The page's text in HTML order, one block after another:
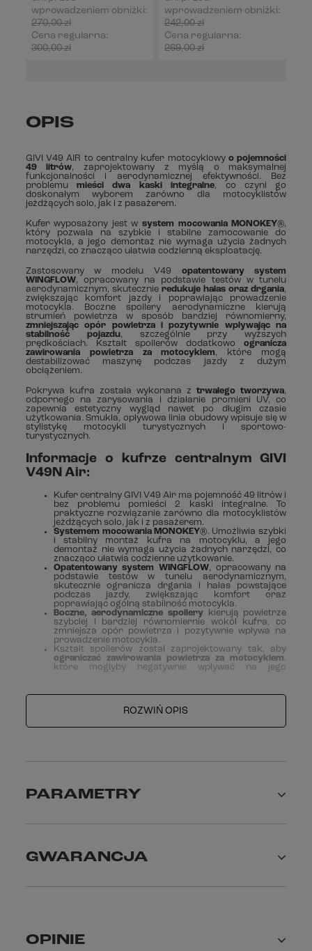
wprowadzeniem obniżki:
270,00 zł
Cena regularna:
300,00 zł
wprowadzeniem obniżki:
242,00 zł
Cena regularna:
269,00 zł
OPIS
GIVI V49 AIR to centralny kufer motocyklowy o pojemności
49 litrów, zaprojektowany z myślą o maksymalnej
funkcjonalności i aerodynamicznej efektywności. Bez
problemumieści dwa kaski integralne, co czyni go
doskonałym wyborem zarówno dla motocyklistów
jeżdżących solo, jak i z pasażerem.
Kufer wyposażony jest wsystem mocowania MONOKEY®,
który pozwala na szybkie i stabilne zamocowanie do
motocykla, a jego demontaż nie wymaga użycia żadnych
narzędzi, co znacząco ułatwia codzienną eksploatację.
Zastosowany w modelu V49 opatentowany system
WINGFLOW, opracowany na podstawie testów w tunelu
aerodynamicznym, skutecznie redukuje hałas oraz drgania,
zwiększając komfort jazdy i poprawiając prowadzenie
motocykla. Boczne spoilery aerodynamiczne kierują
strumień powietrza w sposób bardziej równomierny,
zmniejszając opór powietrza i pozytywnie wpływając na
stabilność pojazdu, szczególnie przy wyższych
prędkościach. Kształt spoilerów dodatkowoogranicza
zawirowania powietrza za motocyklem, które mogą
destabilizować maszynę podczas jazdy z dużym
obciążeniem.
Pokrywa kufra została wykonana ztrwałego tworzywa,
odpornego na zarysowania i działanie promieni UV, co
zapewnia estetyczny wygląd nawet po długim czasie
użytkowania. Smukła, opływowa linia obudowy wpisuje się w
stylistykę motocykli turystycznych i sportowo-
turystycznych.
Informacje o kufrze centralnym GIVI
V49N Air:
Kufer centralny GIVI V49 Air ma pojemność 49 litrów i
bez problemu pomieści 2 kaski integralne. To
praktyczne rozwiązanie zarówno dla motocyklistów
jeżdżących solo, jak i z pasażerem.
Systemem mocowania MONOKEY®. Umożliwia szybki
i stabilny montaż kufra na motocyklu, a jego
demontaż nie wymaga użycia żadnych narzędzi, co
znacząco ułatwia codzienne użytkowanie.
Opatentowany system WINGFLOW, opracowany na
podstawie testów w tunelu aerodynamicznym,
skutecznie ogranicza drgania i hałas powstające
podczas jazdy, zwiększając komfort oraz
poprawiając ogólną stabilność motocykla.
Boczne, aerodynamiczne spoilery
kierują powietrze
szybciej i bardziej równomiernie wokół kufra, co
zmniejsza opór powietrza i pozytywnie wpływa na
prowadzenie motocykla.
Kształt spoilerów został zaprojektowany tak, aby
ograniczać zawirowania powietrza za motocyklem,
które mogłyby negatywnie wpływać na jego
oraz działanie promieni UV.
Nowoczesna, aerodynamiczna forma kufra idealnie
wpisuje się w linię motocykli turystycznych i
nowoczesnym wyglądem.
ROZWIŃ OPIS
PARAMETRY
GWARANCJA
OPINIE